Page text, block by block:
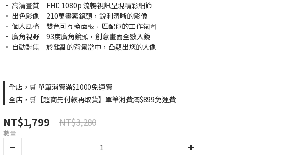
• 高清畫質｜FHD 1080p 流暢視訊呈現精彩細節
• 出色影像｜210萬畫素鏡頭，銳利清晰的影像
• 個人風格｜雙色可互換面板，匹配你的工作氛圍
• 廣角視野｜93度廣角鏡頭，創意畫面全數入鏡
• 自動對焦｜於雜亂的背景當中，凸顯出您的人像
全店，🛒 單筆消費滿$1000免運費
全店，🛒【超商先付款再取貨】單筆消費滿$899免運費
NT$1,799 NT$3,280
數量